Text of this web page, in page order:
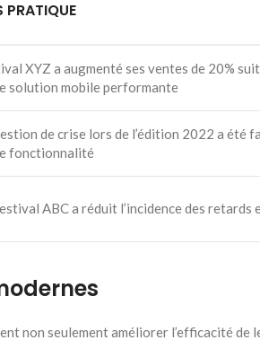
PRATIQUE
XYZ a augmenté ses ventes de 20%
solution mobile performante
de crise lors de l’édition 2022 a été
fonctionnalité
ABC a réduit l’incidence des
non seulement améliorer l’efficacité de